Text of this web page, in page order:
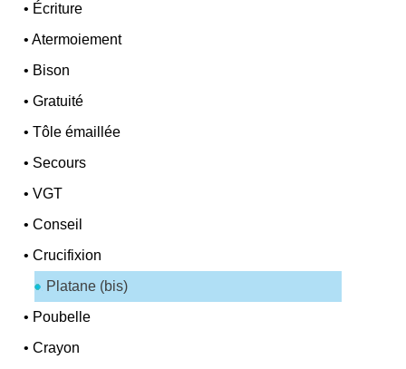
• Écriture
•Atermoiement
• Bison
•Gratuité
•Tôle émaillée
• Secours
•VGT
•Conseil
•Crucifixion
Platane (bis)
• Poubelle
•Crayon